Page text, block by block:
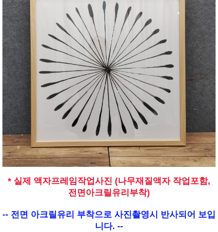
* 실제 액자프레임작업사진 (나무재질액자 작업포함,
전면아크릴유리부착)
-- 전면 아크릴유리 부착으로 사진촬영시 반사되어 보입
니다. --